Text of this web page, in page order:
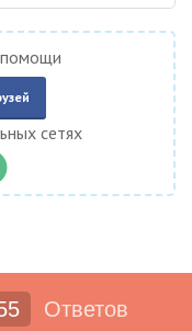
сетях
Ответов